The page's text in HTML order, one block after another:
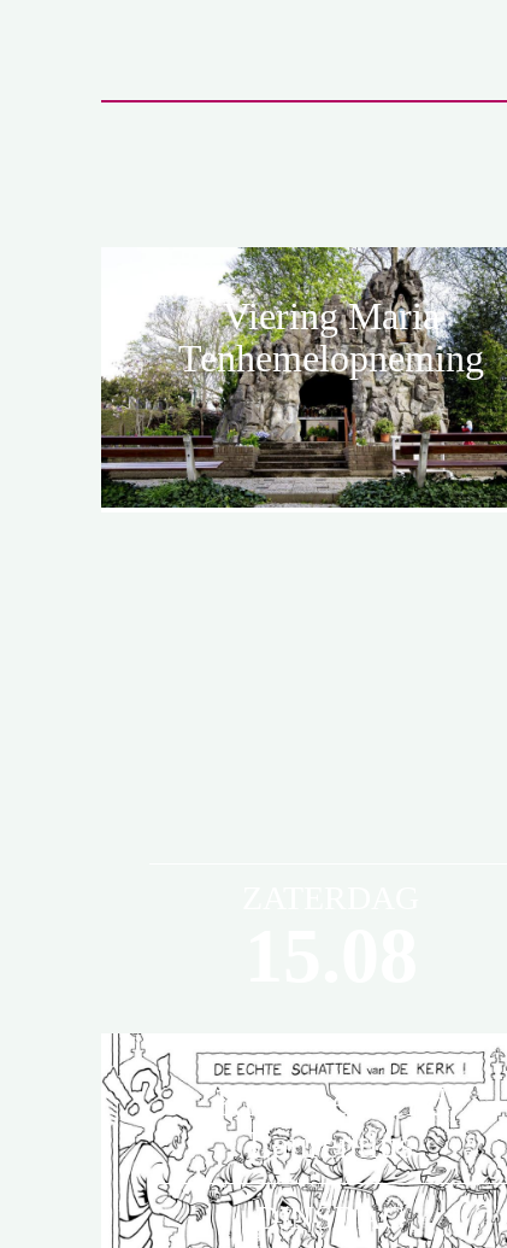
Viering Maria
Tenhemelopneming
De viering is
onderdeel
van de
Kleurwedstrijd
Laurentius
DINSDAG